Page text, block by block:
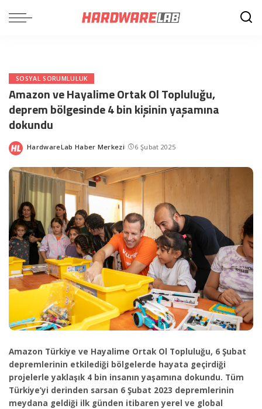
SOSYAL SORUMLULUK
Amazon ve Hayalime Ortak Ol Topluluğu,
deprem bölgesinde 4 bin kişinin yaşamına
dokundu
Posted
HardwareLab Haber Merkezi 6 Şubat 2025
Amazon Türkiye ve Hayalime Ortak Ol Topluluğu, 6 Şubat
depremlerinin etkilediği bölgelerde hayata geçirdiği
projelerle yaklaşık 4 bin insanın yaşamına dokundu. Tüm
Türkiye’yi derinden sarsan 6 Şubat 2023 depremlerinin
meydana geldiği ilk günden itibaren yerel ve global